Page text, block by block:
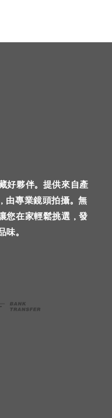
好夥伴。提供來自產
由專業鏡頭拍攝。無
您在家輕鬆挑選，發
味。